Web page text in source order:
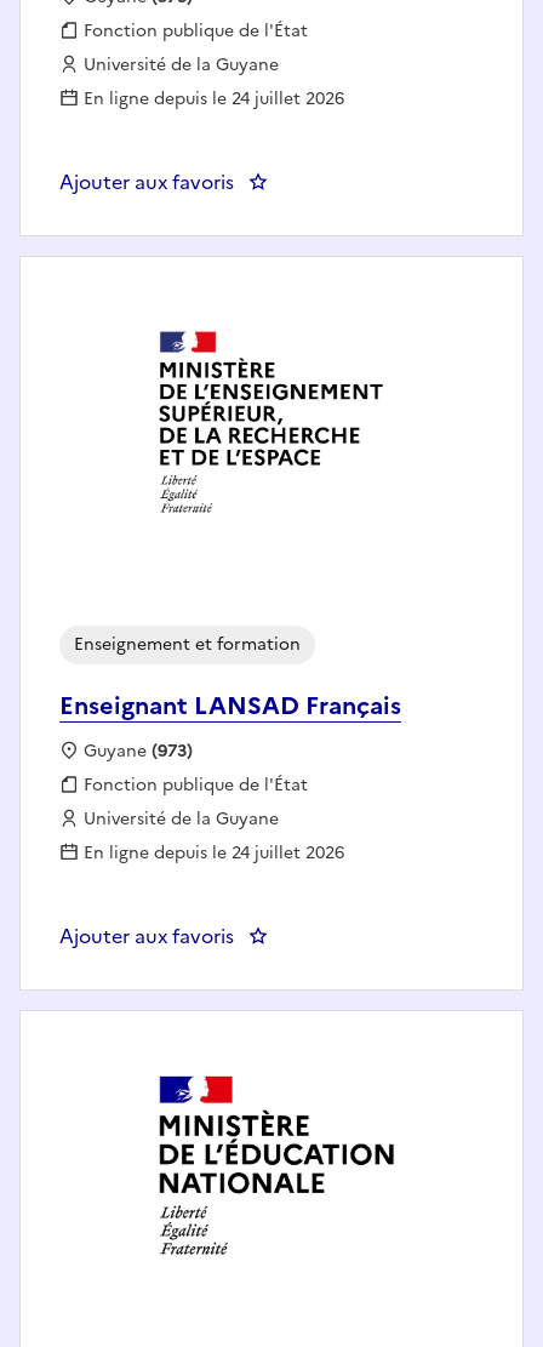
Fonction publique :
Fonction publique de l'État
Employeur :
Université de la Guyane
En ligne depuis le 24 juillet 2026
Ajouter aux favoris : Enseignant.e contractuel.le
Enseignant LANSAD Français
Enseignement et formation
Localisation :
Guyane(973)
Fonction publique :
Fonction publique de l'État
Employeur :
Université de la Guyane
En ligne depuis le 24 juillet 2026
Ajouter aux favoris : Enseignant LANSAD Français